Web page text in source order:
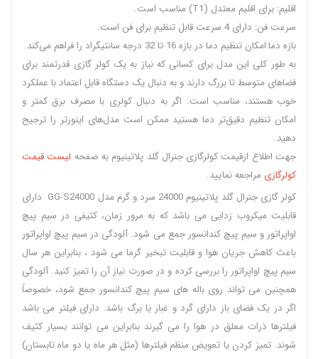
اقلیم: برای اقلیم معتدل (T1) مناسب است.
سرعت فن: دارای 4 سرعت قابل تنظیم برای فن است.
بازه دما:امکان تنظیم دما در بازه 16 تا 32 درجه سانتیگراد را فراهم می‌کند.
به طور کلی این مدل برای کسانی که نیاز به یک کولر گازی قدرتمند برای
فضاهای متوسط تا بزرگ دارند و به دنبال یک دستگاه قابل اعتماد با عملکرد
خوب هستند، مناسب است. اگر به دنبال کولری با مصرف برق کمتر و
امکان تنظیم دقیق‌تر دما هستید ممکن است مدل‌های اینورتر را ترجیح
دهید.
جهت اطلاع ازقیمت کولرگازی جنرال گلد پلاتینیوم به صفحه لیست قیمت
کولرگازی مراجعه نمایید.
کولر گازی جنرال گلد پلاتینیوم 24000 سرد و گرم مدل GG-S24000 دارای
قابلیت میکروب زدایی می باشد که به مرور زمان، کثیفی در سیم پیچ
اواپراتور و سیم پیچ کندانسور جمع می شود. آلودگی در سیم پیچ اواپراتور
باعث کاهش جریان هوا و قابلیت تبخیر گرما می شود ، بنابراین هر سال
سیم پیچ اواپراتور را بررسی کرده و در صورت نیاز آن را تمیز کنید. آلودگی
همچنین می تواند روی باله های سیم پیچ کندانسور جمع شود، خصوصاً
اگر در یک فضای باز دارای گرد و غبار یا برگ باشد. دارای فیلتر می باشد
فیلترها ذرات معلق در هوا را می گیرند بنابراین می توانند بسیار کثیف
شوند. تمیز کردن یا تعویض منظم فیلترها (مثل هر ماه یا دو ماه تابستان)